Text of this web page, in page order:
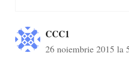
CCC1
26 noiembrie 2015 la